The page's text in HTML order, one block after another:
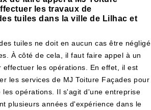
les travaux de
tuiles dans la ville de Lilhac et
tuiles ne doit en aucun cas être négligé
À côté de cela, il faut faire appel à un
effectuer les opérations. En effet, il est
les services de MJ Toiture Façades pour
les opérations. Il s'agit d'une entreprise
plusieurs années d'expérience dans le